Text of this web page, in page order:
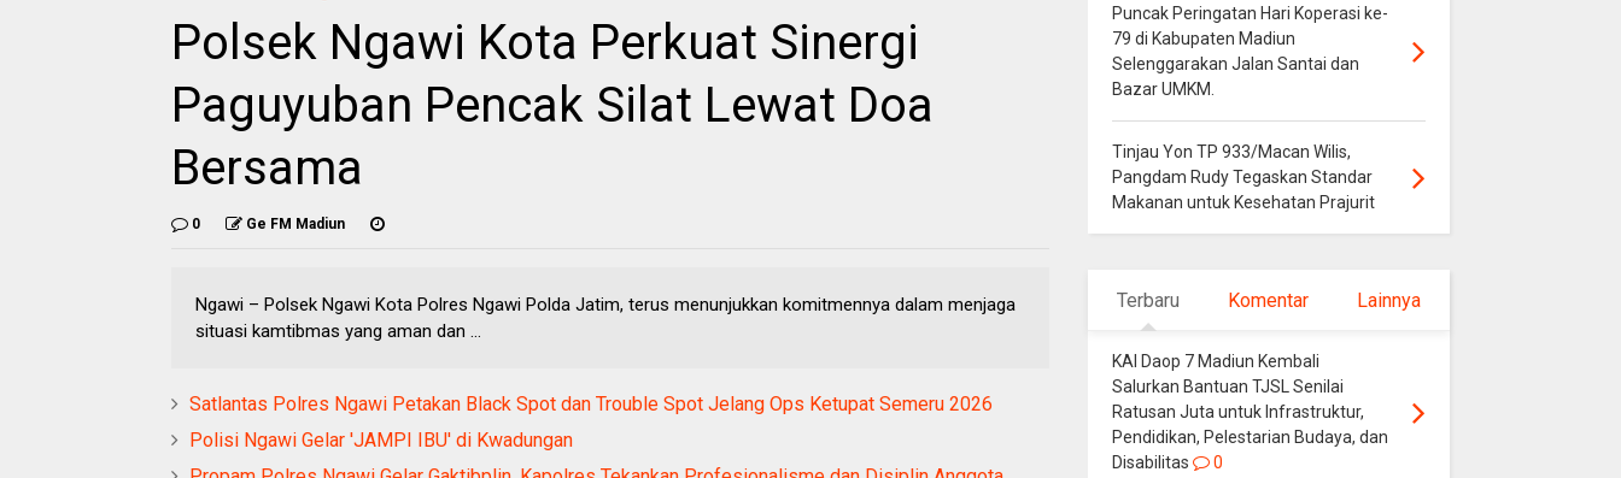
Polsek Ngawi Kota Perkuat Sinergi
Paguyuban Pencak Silat Lewat Doa
Bersama
0 Ge FM Madiun
Ngawi – Polsek Ngawi Kota Polres Ngawi Polda Jatim, terus menunjukkan komitmennya dalam menjaga
situasi kamtibmas yang aman dan ...
Satlantas Polres Ngawi Petakan Black Spot dan Trouble Spot Jelang Ops Ketupat Semeru 2026
Polisi Ngawi Gelar 'JAMPI IBU' di Kwadungan
Puncak Peringatan Hari Koperasi ke-
79 di Kabupaten Madiun
Selenggarakan Jalan Santai dan
Bazar UMKM.
Tinjau Yon TP 933/Macan Wilis,
Pangdam Rudy Tegaskan Standar
Makanan untuk Kesehatan Prajurit
Terbaru Komentar Lainnya
KAI Daop 7 Madiun Kembali
Salurkan Bantuan TJSL Senilai
Ratusan Juta untuk Infrastruktur,
Pendidikan, Pelestarian Budaya, dan
Disabilitas
0